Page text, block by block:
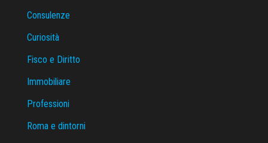
Consulenze
Curiosità
Fisco e Diritto
Immobiliare
Professioni
Roma e dintorni